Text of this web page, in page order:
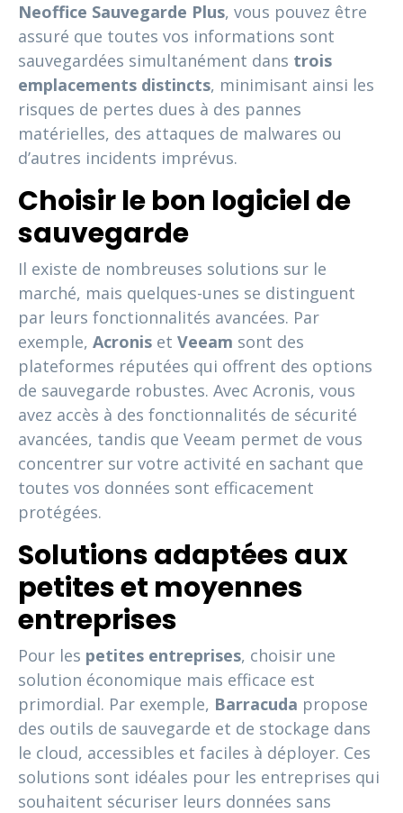
Neoffice Sauvegarde Plus, vous pouvez être
assuré que toutes vos informations sont
sauvegardées simultanément dans trois
emplacements distincts, minimisant ainsi les
risques de pertes dues à des pannes
matérielles, des attaques de malwares ou
d’autres incidents imprévus.
Choisir le bon logiciel de
sauvegarde
Il existe de nombreuses solutions sur le
marché, mais quelques-unes se distinguent
par leurs fonctionnalités avancées. Par
exemple, Acronis et Veeam sont des
plateformes réputées qui offrent des options
de sauvegarde robustes. Avec Acronis, vous
avez accès à des fonctionnalités de sécurité
avancées, tandis que Veeam permet de vous
concentrer sur votre activité en sachant que
toutes vos données sont efficacement
protégées.
Solutions adaptées aux
petites et moyennes
entreprises
Pour les petites entreprises, choisir une
solution économique mais efficace est
primordial. Par exemple, Barracuda propose
des outils de sauvegarde et de stockage dans
le cloud, accessibles et faciles à déployer. Ces
solutions sont idéales pour les entreprises qui
souhaitent sécuriser leurs données sans